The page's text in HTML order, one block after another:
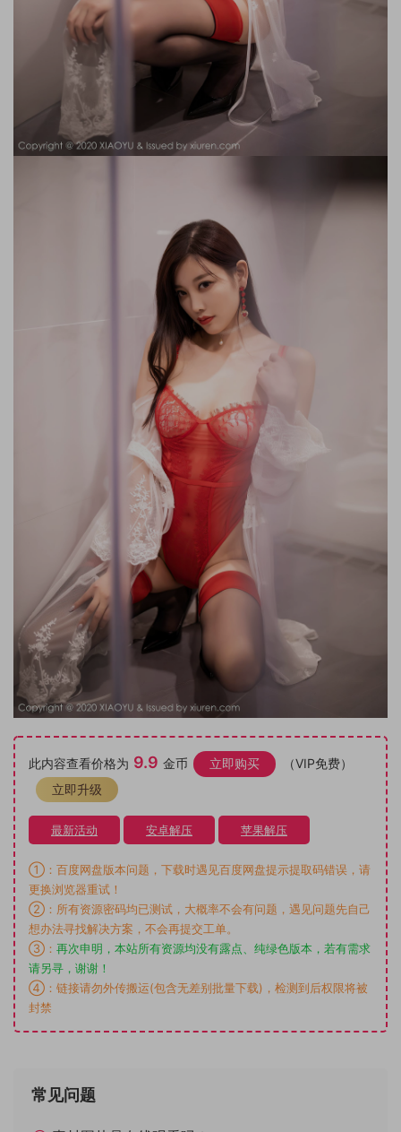
此内容查看价格为 9.9 金币 立即购买
（VIP免费）
立即升级
最新活动 安卓解压 苹果解压
①：百度网盘版本问题，下载时遇见百度网盘提示提取码错误，请
更换浏览器重试！
②：所有资源密码均已测试，大概率不会有问题，遇见问题先自己
想办法寻找解决方案，不会再提交工单。
③： 再次申明，本站所有资源均没有露点、纯绿色版本，若有需求
请另寻，谢谢！
④：链接请勿外传搬运(包含无差别批量下载)，检测到后权限将被
封禁
常见问题